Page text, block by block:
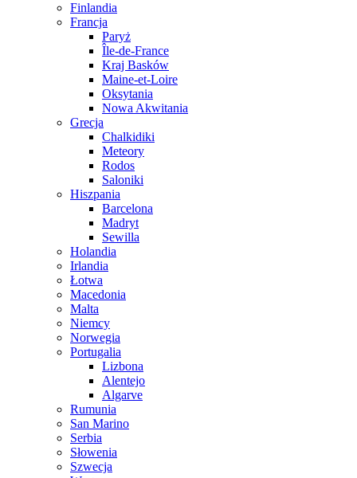
Finlandia
Francja
Paryż
Île-de-France
Kraj Basków
Maine-et-Loire
Oksytania
Nowa Akwitania
Grecja
Chalkidiki
Meteory
Rodos
Saloniki
Hiszpania
Barcelona
Madryt
Sewilla
Holandia
Irlandia
Łotwa
Macedonia
Malta
Niemcy
Norwegia
Portugalia
Lizbona
Alentejo
Algarve
Rumunia
San Marino
Serbia
Słowenia
Szwecja